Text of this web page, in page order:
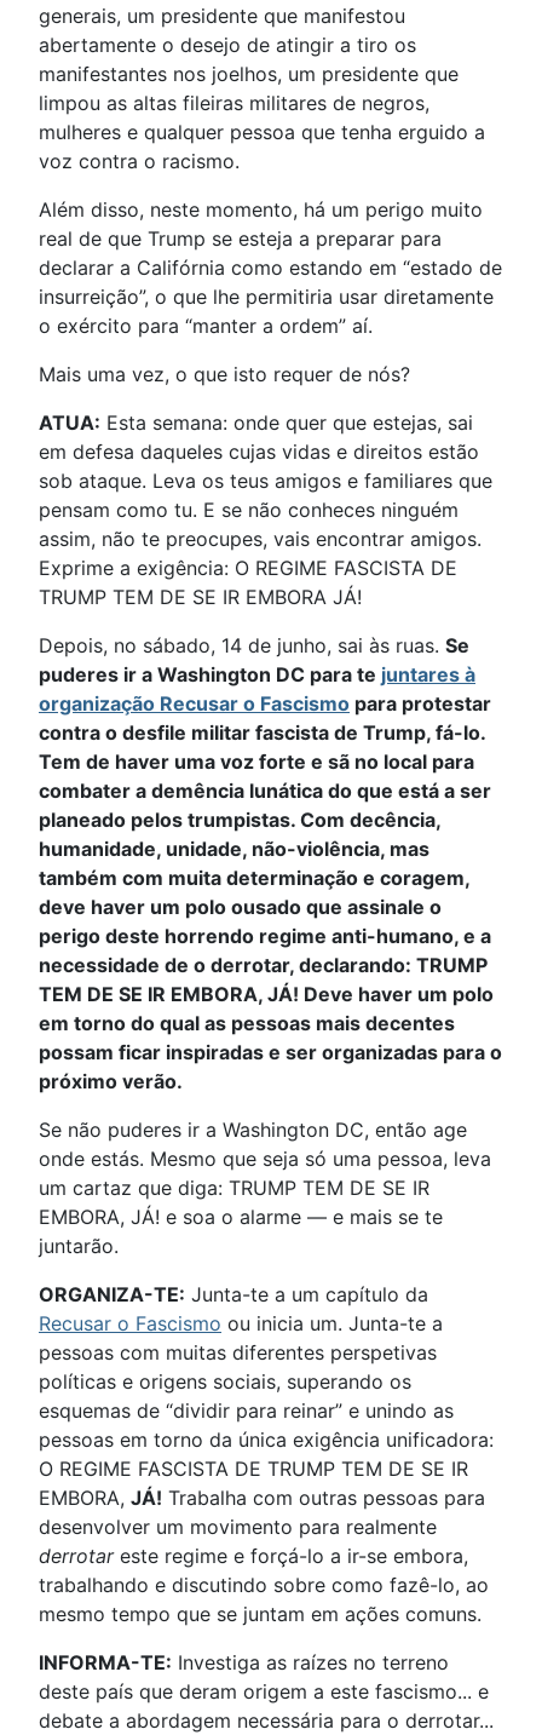
generais, um presidente que manifestou
abertamente o desejo de atingir a tiro os
manifestantes nos joelhos, um presidente que
limpou as altas fileiras militares de negros,
mulheres e qualquer pessoa que tenha erguido a
voz contra o racismo.
Além disso, neste momento, há um perigo muito
real de que Trump se esteja a preparar para
declarar a Califórnia como estando em “estado de
insurreição”, o que lhe permitiria usar diretamente
o exército para “manter a ordem” aí.
Mais uma vez, o que isto requer de nós?
ATUA: Esta semana: onde quer que estejas, sai
em defesa daqueles cujas vidas e direitos estão
sob ataque. Leva os teus amigos e familiares que
pensam como tu. E se não conheces ninguém
assim, não te preocupes, vais encontrar amigos.
Exprime a exigência: O REGIME FASCISTA DE
TRUMP TEM DE SE IR EMBORA JÁ!
Depois, no sábado, 14 de junho, sai às ruas. Se
puderes ir a Washington DC para te juntares à
organização Recusar o Fascismo para protestar
contra o desfile militar fascista de Trump, fá-lo.
Tem de haver uma voz forte e sã no local para
combater a demência lunática do que está a ser
planeado pelos trumpistas. Com decência,
humanidade, unidade, não-violência, mas
também com muita determinação e coragem,
deve haver um polo ousado que assinale o
perigo deste horrendo regime anti-humano, e a
necessidade de o derrotar, declarando: TRUMP
TEM DE SE IR EMBORA, JÁ! Deve haver um polo
em torno do qual as pessoas mais decentes
possam ficar inspiradas e ser organizadas para o
próximo verão.
Se não puderes ir a Washington DC, então age
onde estás. Mesmo que seja só uma pessoa, leva
um cartaz que diga: TRUMP TEM DE SE IR
EMBORA, JÁ! e soa o alarme — e mais se te
juntarão.
ORGANIZA-TE: Junta-te a um capítulo da
Recusar o Fascismo ou inicia um. Junta-te a
pessoas com muitas diferentes perspetivas
políticas e origens sociais, superando os
esquemas de “dividir para reinar” e unindo as
pessoas em torno da única exigência unificadora:
O REGIME FASCISTA DE TRUMP TEM DE SE IR
EMBORA, JÁ! Trabalha com outras pessoas para
desenvolver um movimento para realmente
derrotareste regime e forçá-lo a ir-se embora,
trabalhando e discutindo sobre como fazê-lo, ao
mesmo tempo que se juntam em ações comuns.
INFORMA-TE: Investiga as raízes no terreno
deste país que deram origem a este fascismo... e
debate a abordagem necessária para o derrotar...